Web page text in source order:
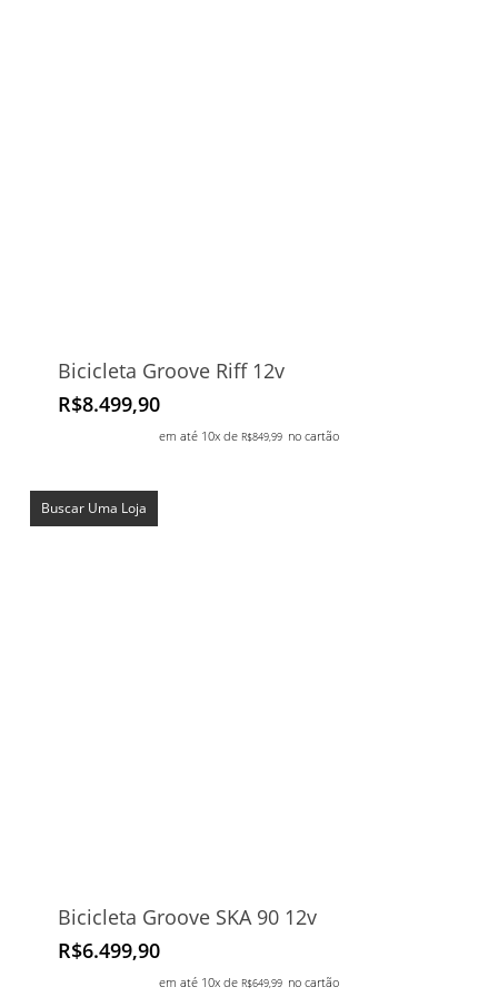
Bicicleta Groove Riff 12v
R$8.499,90
em até 10x de R$849,99 no cartão
Buscar Uma Loja
Bicicleta Groove SKA 90 12v
R$6.499,90
em até 10x de R$649,99 no cartão